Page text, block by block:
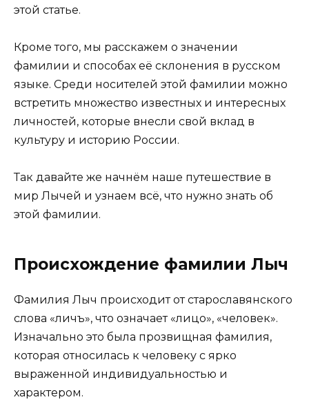
этой статье.
Кроме того, мы расскажем о значении
фамилии и способах её склонения в русском
языке. Среди носителей этой фамилии можно
встретить множество известных и интересных
личностей, которые внесли свой вклад в
культуру и историю России.
Так давайте же начнём наше путешествие в
мир Лычей и узнаем всё, что нужно знать об
этой фамилии.
Происхождение фамилии Лыч
Фамилия Лыч происходит от старославянского
слова «личъ», что означает «лицо», «человек».
Изначально это была прозвищная фамилия,
которая относилась к человеку с ярко
выраженной индивидуальностью и
характером.